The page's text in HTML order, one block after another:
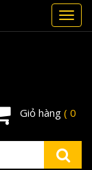
Giỏ hàng ( 0